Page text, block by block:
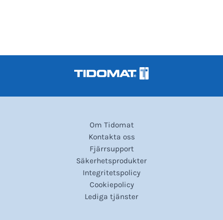
Om Tidomat
Kontakta oss
Fjärrsupport
Säkerhetsprodukter
Integritetspolicy
Cookiepolicy
Lediga tjänster